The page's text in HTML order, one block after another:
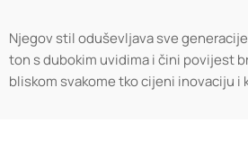
Njegov stil oduševljava sve
ton s dubokim uvidima i čini povijest
bliskom svakome tko cijeni inovaciju i